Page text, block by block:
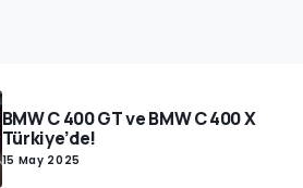
BMW C 400 GT ve BMW C 400 X
Türkiye’de!
15 May 2025